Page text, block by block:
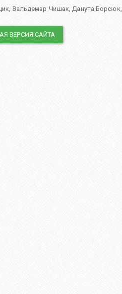
, Вальдемар Чишак,Данута Борсюк,
ВЕРСИЯ САЙТА